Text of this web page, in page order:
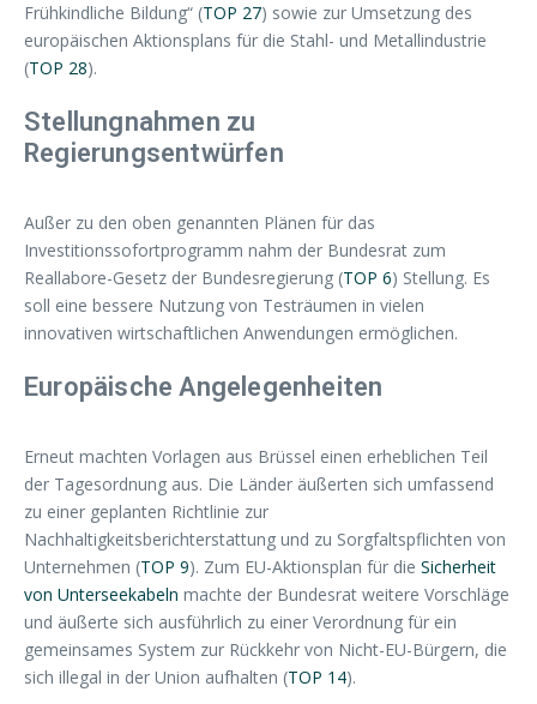
Frühkindliche Bildung“ (TOP 27) sowie zur Umsetzung des
europäischen Aktionsplans für die Stahl- und Metallindustrie
(TOP 28).
Stellungnahmen zu
Regierungsentwürfen
Außer zu den oben genannten Plänen für das
Investitionssofortprogramm nahm der Bundesrat zum
Reallabore-Gesetz der Bundesregierung (TOP 6) Stellung. Es
soll eine bessere Nutzung von Testräumen in vielen
innovativen wirtschaftlichen Anwendungen ermöglichen.
Europäische Angelegenheiten
Erneut machten Vorlagen aus Brüssel einen erheblichen Teil
der Tagesordnung aus. Die Länder äußerten sich umfassend
zu einer geplanten Richtlinie zur
Nachhaltigkeitsberichterstattung und zu Sorgfaltspflichten von
Unternehmen (TOP 9). Zum EU-Aktionsplan für die Sicherheit
von Unterseekabeln machte der Bundesrat weitere Vorschläge
und äußerte sich ausführlich zu einer Verordnung für ein
gemeinsames System zur Rückkehr von Nicht-EU-Bürgern, die
sich illegal in der Union aufhalten (TOP 14).